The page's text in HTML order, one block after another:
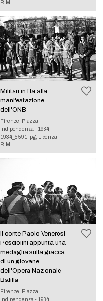
R.M.
Militari in fila alla
manifestazione
dell'ONB
Firenze, Piazza
Indipendenza - 1934,
1934_5591.jpg, Licenza
R.M.
Il conte Paolo Venerosi
Pesciolini appunta una
medaglia sulla giacca
di un giovane
dell'Opera Nazionale
Balilla
Firenze, Piazza
Indipendenza - 1934,